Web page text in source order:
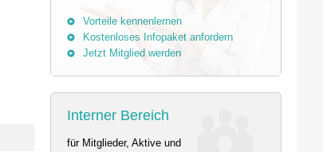
Vorteile kennenlernen
Kostenloses Infopaket anfordern
Jetzt Mitglied werden
Interner Bereich
für Mitglieder, Aktive und